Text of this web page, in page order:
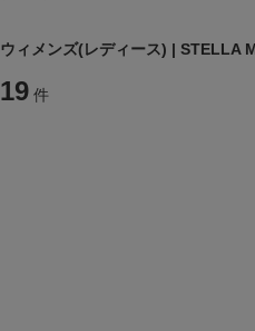
ウィメンズ(レディース) | STELLA
19 件